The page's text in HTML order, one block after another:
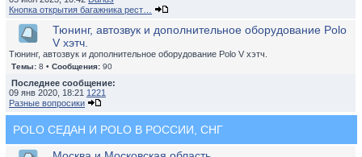
Кнопка открытия багажника рест…
Тюнинг, автозвук и дополнительное оборудование Polo
V хэтч.
Тюнинг, автозвук и дополнительное оборудование Polo V хэтч.
Темы: 8 • Сообщения: 90
Последнее сообщение:
09 янв 2020, 18:21 1221
Разные вопросики
POLO СЕДАН И POLO В РОССИИ, СНГ